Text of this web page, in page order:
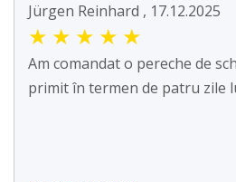
Jürgen Reinhard , 17.12.2025
★ ★ ★ ★ ★
Am comandat o pereche de
primit în termen de patru zile